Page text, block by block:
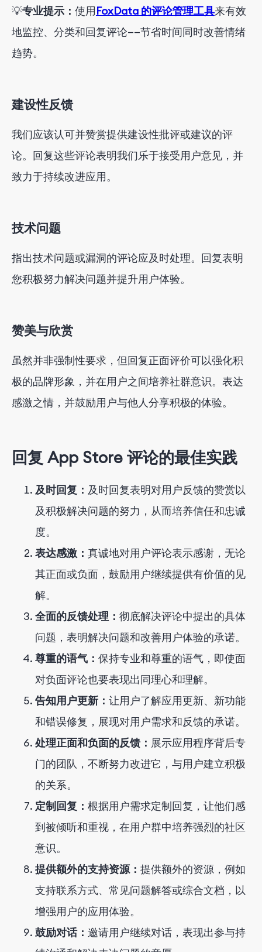
💡专业提示： 使用FoxData 的评论管理工具来有效
地监控、分类和回复评论——节省时间同时改善情绪
趋势。
建设性反馈
我们应该认可并赞赏提供建设性批评或建议的评
论。回复这些评论表明我们乐于接受用户意见，并
致力于持续改进应用。
技术问题
指出技术问题或漏洞的评论应及时处理。回复表明
您积极努力解决问题并提升用户体验。
赞美与欣赏
虽然并非强制性要求，但回复正面评价可以强化积
极的品牌形象，并在用户之间培养社群意识。表达
感激之情，并鼓励用户与他人分享积极的体验。
回复 App Store 评论的最佳实践
及时回复： 及时回复表明对用户反馈的赞赏以
及积极解决问题的努力，从而培养信任和忠诚
度。
表达感激： 真诚地对用户评论表示感谢，无论
其正面或负面，鼓励用户继续提供有价值的见
解。
全面的反馈处理： 彻底解决评论中提出的具体
问题，表明解决问题和改善用户体验的承诺。
尊重的语气： 保持专业和尊重的语气，即使面
对负面评论也要表现出同理心和理解。
告知用户更新： 让用户了解应用更新、新功能
和错误修复，展现对用户需求和反馈的承诺。
处理正面和负面的反馈： 展示应用程序背后专
门的团队，不断努力改进它，与用户建立积极
的关系。
定制回复： 根据用户需求定制回复，让他们感
到被倾听和重视，在用户群中培养强烈的社区
意识。
提供额外的支持资源： 提供额外的资源，例如
支持联系方式、常见问题解答或综合文档，以
增强用户的应用体验。
鼓励对话： 邀请用户继续对话，表现出参与持